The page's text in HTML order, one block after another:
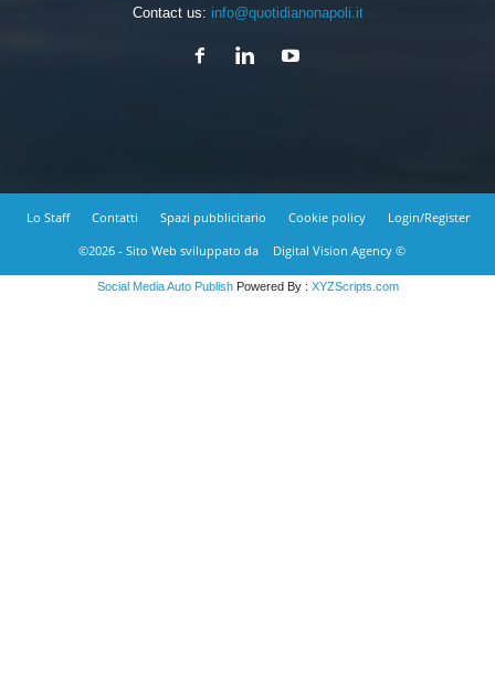
Contact us: info@quotidianonapoli.it
Lo Staff Contatti Spazi pubblicitario Cookie policy
Login/Register
©2026 - Sito Web sviluppato da
Digital Vision Agency ©
Social Media Auto PublishPowered By : XYZScripts.com